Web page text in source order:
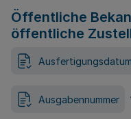
Öffentliche
öffentliche
Ausfertigungsdatum
Ausgabennummer